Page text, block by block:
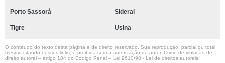
Porto Sassorá Sideral
Tigre Usina
O conteúdo do texto desta página é de direito reservado. Sua reprodução, parcial ou total,
mesmo citando nossos links, é proibida sem a autorização do autor. Crime de violação de
direito autoral – artigo 184 do Código Penal – Lei 9610/98 - Lei de direitos autorais